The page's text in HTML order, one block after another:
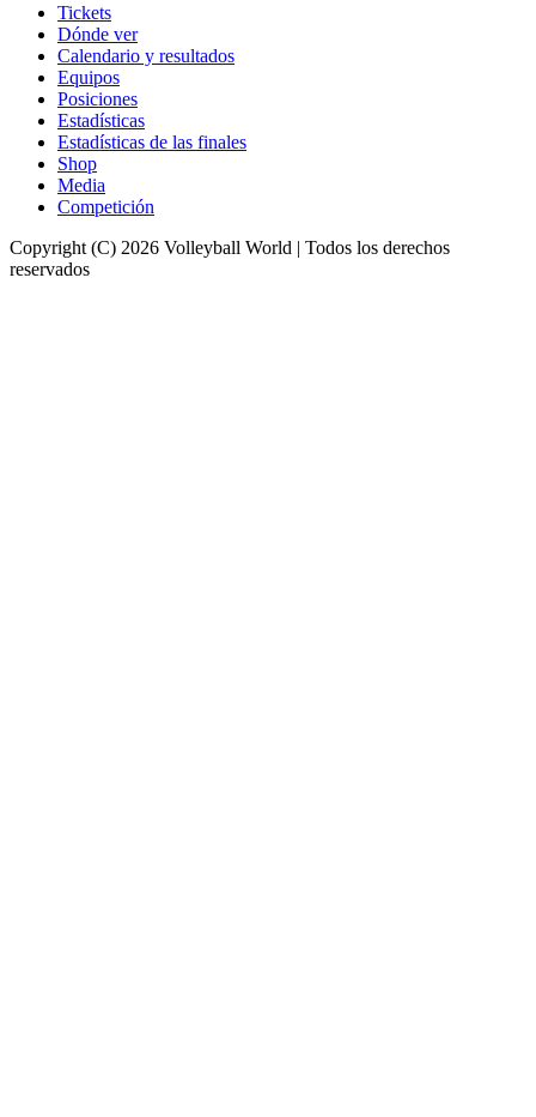
Tickets
Dónde ver
Calendario y resultados
Equipos
Posiciones
Estadísticas
Estadísticas de las finales
Shop
Media
Competición
Copyright (C) 2026 Volleyball World | Todos los derechos
reservados